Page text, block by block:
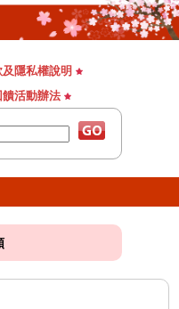
隱私權說明
活動辦法